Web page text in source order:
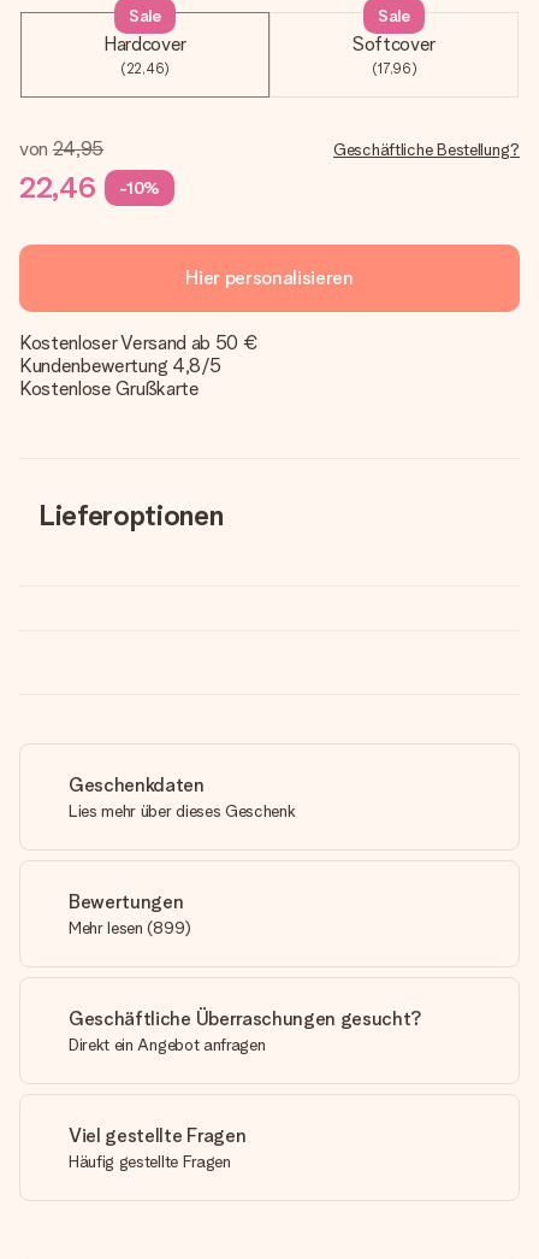
Hardcover
(22,46)
Sale
Softcover
(17,96)
Sale
von 24,95
22,46 -10%
Geschäftliche Bestellung?
Hier personalisieren
Kostenloser Versand ab 50 €
Kundenbewertung 4,8/5
Kostenlose Grußkarte
Lieferoptionen
Geschenkdaten
Lies mehr über dieses Geschenk
Bewertungen
Mehr lesen (899)
Geschäftliche Überraschungen gesucht?
Direkt ein Angebot anfragen
Viel gestellte Fragen
Häufig gestellte Fragen